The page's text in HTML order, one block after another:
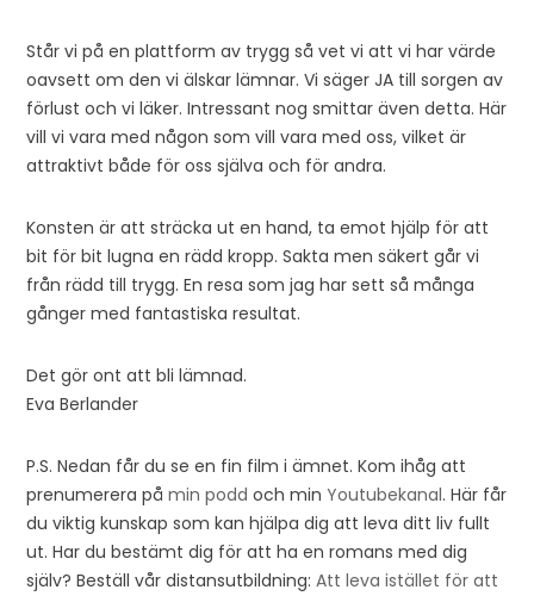
Står vi på en plattform av trygg så vet vi att vi har värde
oavsett om den vi älskar lämnar. Vi säger JA till sorgen av
förlust och vi läker. Intressant nog smittar även detta. Här
vill vi vara med någon som vill vara med oss, vilket är
attraktivt både för oss själva och för andra.
Konsten är att sträcka ut en hand, ta emot hjälp för att
bit för bit lugna en rädd kropp. Sakta men säkert går vi
från rädd till trygg. En resa som jag har sett så många
gånger med fantastiska resultat.
Det gör ont att bli lämnad.
Eva Berlander
P.S. Nedan får du se en fin film i ämnet. Kom ihåg att
prenumerera påmin podd och minYoutubekanal. Här får
du viktig kunskap som kan hjälpa dig att leva ditt liv fullt
ut. Har du bestämt dig för att ha en romans med dig
själv? Beställ vår distansutbildning:Att leva istället för att